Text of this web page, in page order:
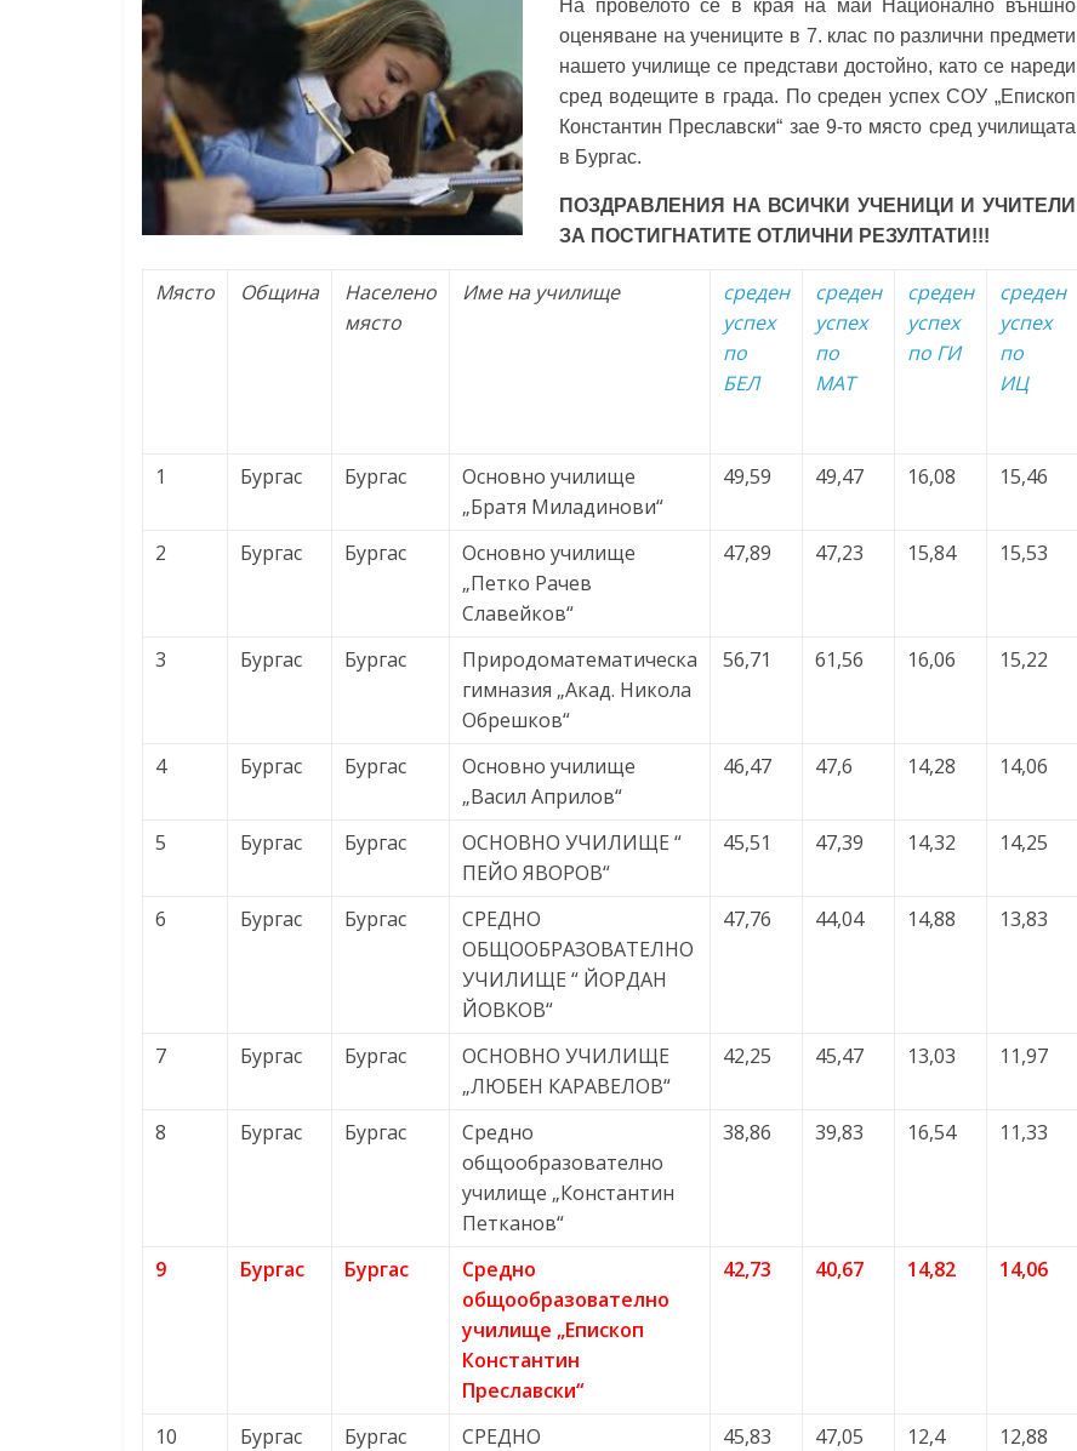
Константин
Преславски"
Бургас
На провелото се в края на май Национално външно
оценяване на учениците в 7. клас по различни предмети
нашето училище се представи достойно, като се нареди
сред водещите в града. По среден успех СОУ „Епископ
Константин Преславски“ зае 9-то място сред училищата
в Бургас.
ПОЗДРАВЛЕНИЯ НА ВСИЧКИ УЧЕНИЦИ И УЧИТЕЛИ
ЗА ПОСТИГНАТИТЕ ОТЛИЧНИ РЕЗУЛТАТИ!!!
Място Община
Населено
място
Име на училище
среден
успех
по
БЕЛ
среден
успех
по
МАТ
среден
успех
по ГИ
среден
успех
по
ИЦ
1
Бургас Бургас
Основно училище
„Братя Миладинови“
49,59 49,47 16,08 15,46
2 Бургас Бургас
Основно училище
„Петко Рачев
Славейков“
47,89 47,23 15,84 15,53
3 Бургас Бургас
Природоматематическа
гимназия „Акад. Никола
Обрешков“
56,71 61,56 16,06 15,22
4 Бургас Бургас
Основно училище
„Васил Априлов“
46,47 47,6 14,28 14,06
5 Бургас Бургас
ОСНОВНО УЧИЛИЩЕ “
ПЕЙО ЯВОРОВ“
45,51 47,39 14,32 14,25
6 Бургас Бургас
СРЕДНО
ОБЩООБРАЗОВАТЕЛНО
УЧИЛИЩЕ “ ЙОРДАН
ЙОВКОВ“
47,76 44,04 14,88 13,83
7 Бургас Бургас
ОСНОВНО УЧИЛИЩЕ
„ЛЮБЕН КАРАВЕЛОВ“
42,25 45,47 13,03 11,97
8 Бургас Бургас
Средно
общообразователно
училище „Константин
Петканов“
38,86 39,83 16,54 11,33
9 Бургас Бургас
Средно
общообразователно
училище „Епископ
Константин
Преславски“
42,73 40,67 14,82 14,06
10 Бургас Бургас
СРЕДНО
45,83 47,05 12,4 12,88